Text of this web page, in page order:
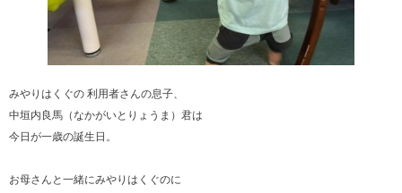
みやりはくぐの 利用者さんの息子、
中垣内良馬（なかがいとりょうま）君は
今日が一歳の誕生日。
お母さんと一緒にみやりはくぐのに